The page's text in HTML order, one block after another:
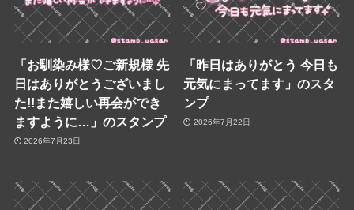
「お馴染み様♡ご新規様 先
日はありがとうございまし
た!!また嬉しい再会ができ
ますように…」のスタンプ
2026年7月23日
「昨日はありがとう 今日も
元気にまってます」のスタ
ンプ
2026年7月22日